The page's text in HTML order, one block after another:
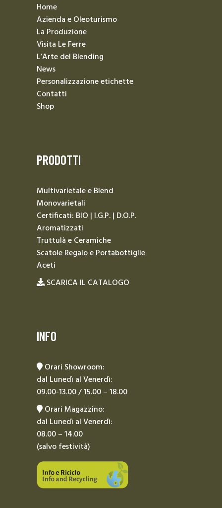
Home
Azienda e Oleoturismo
La Produzione
Visita Le Ferre
L’Arte del Blending
News
Personalizzazione etichette
Contatti
Shop
PRODOTTI
Multivarietale e Blend
Monovarietali
Certificati: BIO | I.G.P. | D.O.P.
Aromatizzati
Truttulà e Ceramiche
Scatole Regalo e Portabottiglie
Aceti
SCARICA IL CATALOGO
INFO
Orari Showroom:
dal Lunedì al Venerdì:
09.00-13.00 / 15.00 – 18.00
Orari Magazzino:
dal Lunedì al Venerdì:
08.00 – 14.00
(salvo festività)